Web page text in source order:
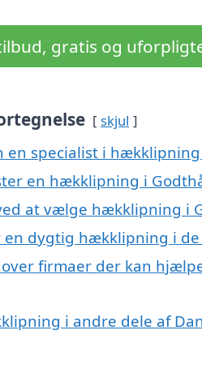
gratis og
skjul
en specialist i
en hækklipning i
at vælge hækklipning i
en dygtig hækklipning i
firmaer der kan
i andre dele af